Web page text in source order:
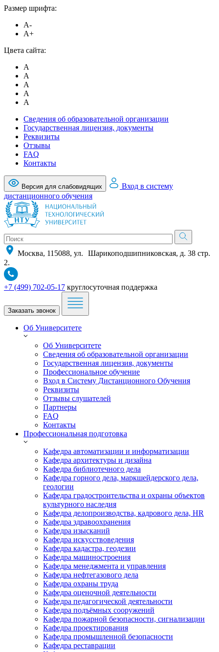
Размер шрифта:
A-
A+
Цвета сайта:
A
A
A
A
A
Сведения об образовательной организации
Государственная лицензия, документы
Реквизиты
Отзывы
FAQ
Контакты
Версия для слабовидящих
Вход в систему
дистанционного обучения
Москва, 115088, ул. Шарикоподшипниковская, д. 38 стр.
2.
+7 (499) 702-05-17 круглосуточная поддержка
Заказать звонок
Об Университете
Об Университете
Сведения об образовательной организации
Государственная лицензия, документы
Профессиональное обучение
Вход в Систему Дистанционного Обучения
Реквизиты
Отзывы слушателей
Партнеры
FAQ
Контакты
Профессиональная подготовка
Кафедра автоматизации и информатизации
Кафедра архитектуры и дизайна
Кафедра библиотечного дела
Кафедра горного дела, маркшейдерского дела,
геологии
Кафедра градостроительства и охраны объектов
культурного наследия
Кафедра делопроизводства, кадрового дела, HR
Кафедра здравоохранения
Кафедра изысканий
Кафедра искусствоведения
Кафедра кадастра, геодезии
Кафедра машиностроения
Кафедра менеджмента и управления
Кафедра нефтегазового дела
Кафедра охраны труда
Кафедра оценочной деятельности
Кафедра педагогической деятельности
Кафедра подъёмных сооружений
Кафедра пожарной безопасности, сигнализации
Кафедра проектирования
Кафедра промышленной безопасности
Кафедра реставрации